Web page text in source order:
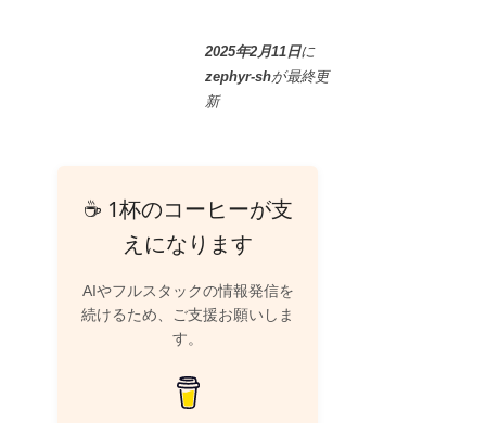
2025年2月11日に
zephyr-shが最終更
新
☕ 1杯のコーヒーが支
えになります
AIやフルスタックの情報発信を
続けるため、ご支援お願いしま
す。